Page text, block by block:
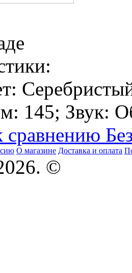
145; Звук:
сравнению
О магазине Доставка и оплата
©